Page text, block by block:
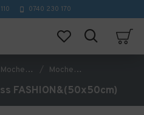
0740 230 170
Mochete Birou si Horeca Mocheta dale Modulyss FASHION&(50x50cm)
FASHION&(50x50cm)